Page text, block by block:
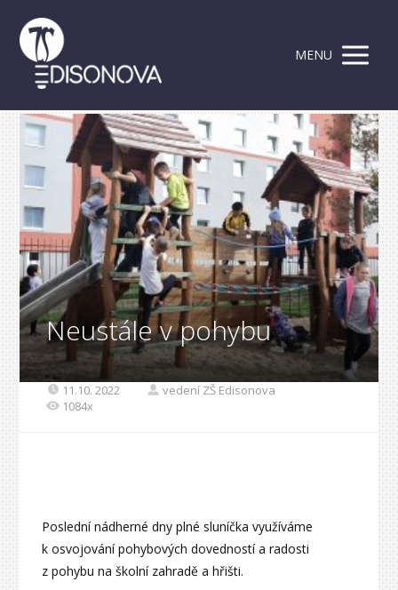
MENU
Neustále v pohybu
11.10. 2022
vedení ZŠ Edisonova
1084x
Poslední nádherné dny plné sluníčka využíváme
k osvojování pohybových dovedností a radosti
z pohybu na školní zahradě a hřišti.